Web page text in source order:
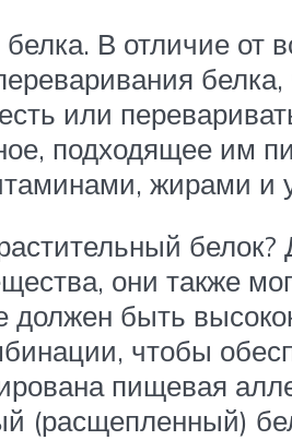
В отличие от
или
подходящее им
жирами и
они также
быть
чтобы
пищевая
(расщепленный)